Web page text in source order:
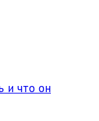
и что он